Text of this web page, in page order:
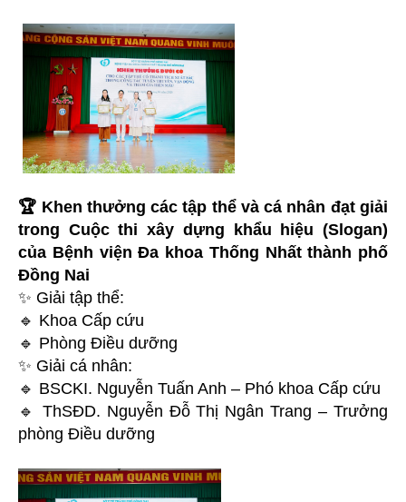
🏆 Khen thưởng các tập thể và cá nhân đạt giải
trong Cuộc thi xây dựng khẩu hiệu (Slogan)
của Bệnh viện Đa khoa Thống Nhất thành phố
Đồng Nai
✨ Giải tập thể:
🔹 Khoa Cấp cứu
🔹 Phòng Điều dưỡng
✨ Giải cá nhân:
🔹 BSCKI. Nguyễn Tuấn Anh – Phó khoa Cấp cứu
🔹 ThSĐD. Nguyễn Đỗ Thị Ngân Trang – Trưởng
phòng Điều dưỡng